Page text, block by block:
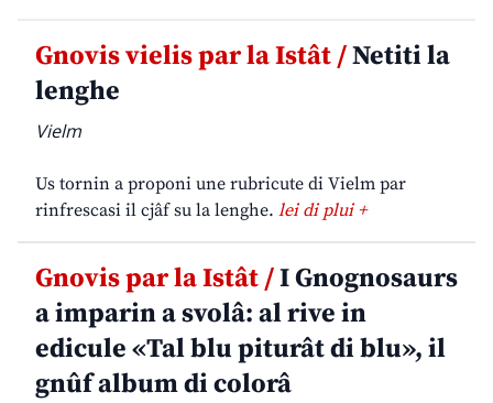
Gnovis vielis par la Istât /Netiti la
lenghe
Vielm
Us tornin a proponi une rubricute di Vielm par
rinfrescasi il cjâf su la lenghe. lei di plui +
Gnovis par la Istât /I Gnognosaurs
a imparin a svolâ: al rive in
edicule «Tal blu piturât di blu», il
gnûf album di colorâ